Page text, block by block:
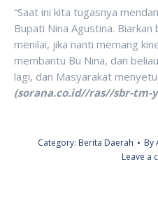
“Saat ini kita tugasnya
Bupati Nina Agustina.
menilai, jika nanti memang
membantu Bu Nina, dan
lagi, dan Masyarakat
(sorana.co.id//ras//sbr-tm-
Category: Berita Daerah By
Leave a